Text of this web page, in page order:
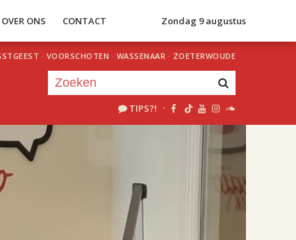
OVER ONS CONTACT Zondag 9 augustus
· VOORSCHOTEN · WASSENAAR · ZOETERWOUDE
TIPS?! ·
uur 1 van 2
Volgend uur